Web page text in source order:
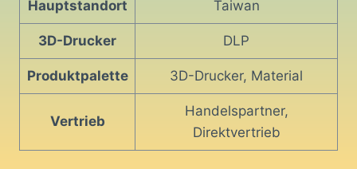
Hauptstandort Taiwan
3D-Drucker DLP
Produktpalette 3D-Drucker, Material
Vertrieb
Handelspartner,
Direktvertrieb